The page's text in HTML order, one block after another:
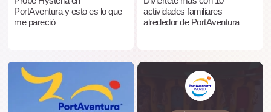
PortAventura y esto es lo que
me pareció
actividades familiares
alrededor de PortAventura